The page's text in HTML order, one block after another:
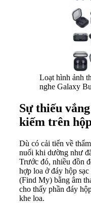
Loạt hình ảnh
nghe Galaxy
Sự thiếu
kiếm trên
Dù có cải tiến về
nuối khi dường như
Trước đó, nhiều đồn
hợp loa ở đáy hộp
(Find My) bằng âm
cho thấy phần đáy
khe loa.